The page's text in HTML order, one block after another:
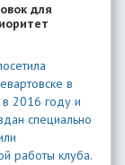
для
в
в 2016 году и
специально
работы клуба.